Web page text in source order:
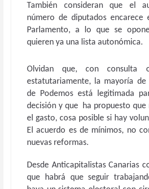
También consideran que el
número de diputados encarece
Parlamento, a lo que se
quieren ya una lista autonómica.
Olvidan que, con consulta
estatutariamente, la mayoría de
de Podemos está legitimada
decisión y que ha propuesto que
el gasto, cosa posible si hay
El acuerdo es de mínimos, no
nuevas reformas.
Desde Anticapitalistas Canarias
que habrá que seguir